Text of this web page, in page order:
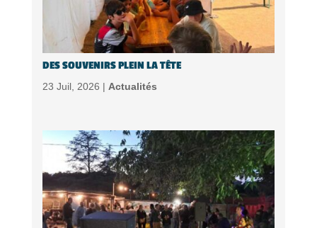
DES SOUVENIRS PLEIN LA TÊTE
23 Juil, 2026 | Actualités